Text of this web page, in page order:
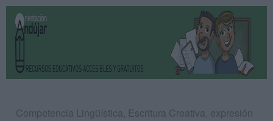
Competencia Lingüística, Escritura Creativa, expresión